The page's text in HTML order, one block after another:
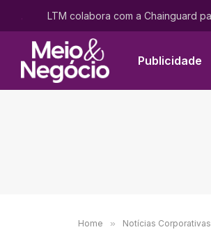
.
Publicidade
Home » Notícias Corporativas